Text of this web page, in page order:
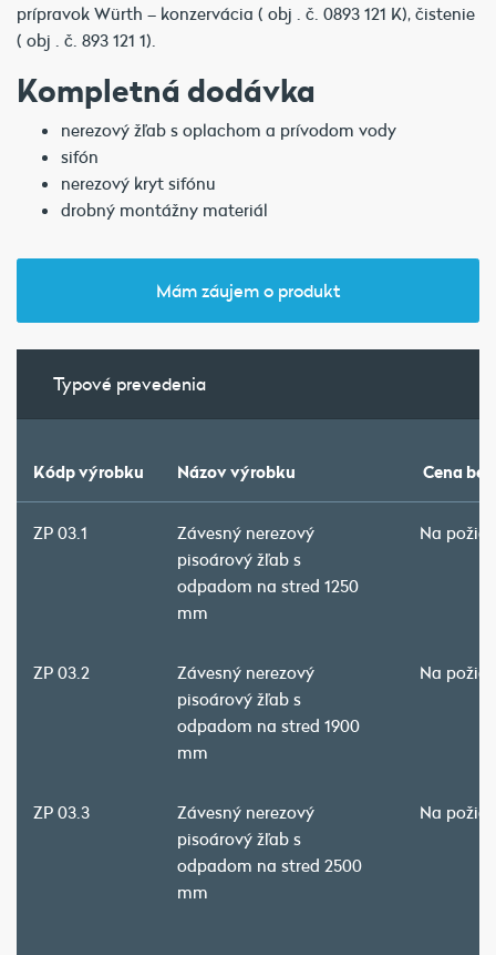
prípravok Würth – konzervácia ( obj . č. 0893 121 K), čistenie
( obj . č. 893 121 1).
Kompletná dodávka
nerezový žľab s oplachom a prívodom vody
sifón
nerezový kryt sifónu
drobný montážny materiál
Mám záujem o produkt
Typové prevedenia
Kódp výrobku Názov výrobku Cena
ZP 03.1
Závesný nerezový
pisoárový žľab s
odpadom na stred 1250
mm
Na
ZP 03.2
Závesný nerezový
pisoárový žľab s
odpadom na stred 1900
mm
Na
ZP 03.3
Závesný nerezový
pisoárový žľab s
odpadom na stred 2500
mm
Na